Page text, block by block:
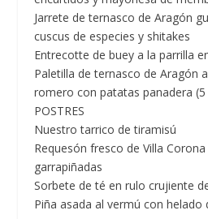
Jarrete de ternasco de Aragón
cuscus de especies y shitakes
Entrecotte de buey a la parrilla
Paletilla de ternasco de Aragón
romero con patatas panadera
POSTRES
Nuestro tarrico de tiramisú
Requesón fresco de Villa
garrapiñadas
Sorbete de té en rulo crujiente
Piña asada al vermú con